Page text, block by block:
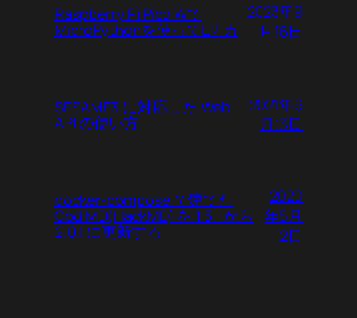
Raspberry Pi Pico Wで
MicroPythonを使ってLチカ
2023年9
月16日
SESAME3 に対応した Web
API の使い方
2021年6
月13日
docker-compose で建てた
CodiMD(HackMD) を 1.3.1 から
2.0.1 に更新する
2020
年5月
2日